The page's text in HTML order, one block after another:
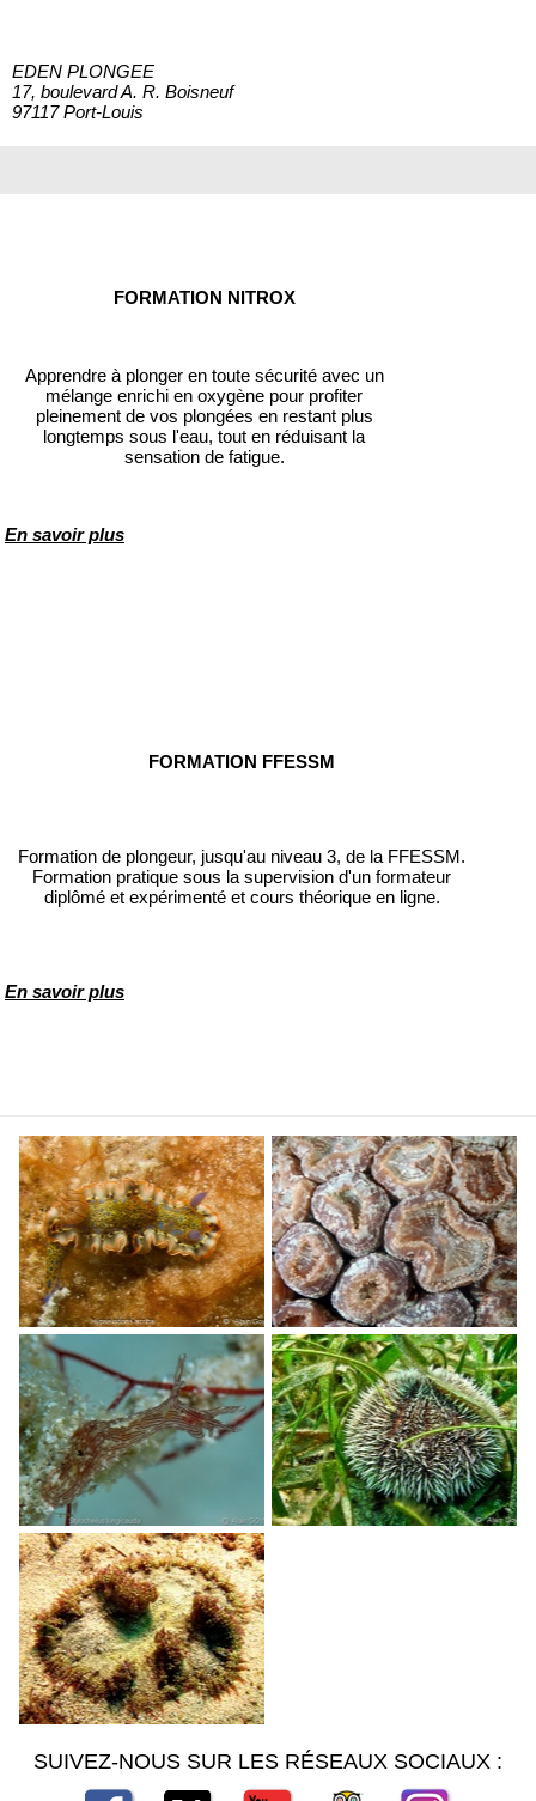
EDEN PLONGEE
17, boulevard A. R. Boisneuf
97117 Port-Louis
FORMATION NITROX
Apprendre à plonger en toute sécurité avec un
mélange enrichi en oxygène pour profiter
pleinement de vos plongées en restant plus
longtemps sous l'eau, tout en réduisant la
sensation de fatigue.
En savoir plus
FORMATION FFESSM
Formation de plongeur, jusqu'au niveau 3, de la FFESSM.
Formation pratique sous la supervision d'un formateur
diplômé et expérimenté et cours théorique en ligne.
En savoir plus
SUIVEZ-NOUS SUR LES RÉSEAUX SOCIAUX :